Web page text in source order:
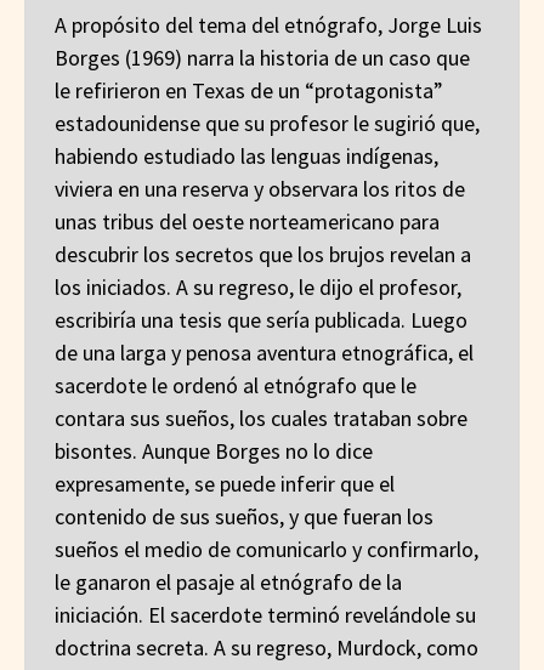
A propósito del tema del etnógrafo, Jorge Luis
Borges (1969) narra la historia de un caso que
le refirieron en Texas de un “protagonista”
estadounidense que su profesor le sugirió que,
habiendo estudiado las lenguas indígenas,
viviera en una reserva y observara los ritos de
unas tribus del oeste norteamericano para
descubrir los secretos que los brujos revelan a
los iniciados. A su regreso, le dijo el profesor,
escribiría una tesis que sería publicada. Luego
de una larga y penosa aventura etnográfica, el
sacerdote le ordenó al etnógrafo que le
contara sus sueños, los cuales trataban sobre
bisontes. Aunque Borges no lo dice
expresamente, se puede inferir que el
contenido de sus sueños, y que fueran los
sueños el medio de comunicarlo y confirmarlo,
le ganaron el pasaje al etnógrafo de la
iniciación. El sacerdote terminó revelándole su
doctrina secreta. A su regreso, Murdock, como